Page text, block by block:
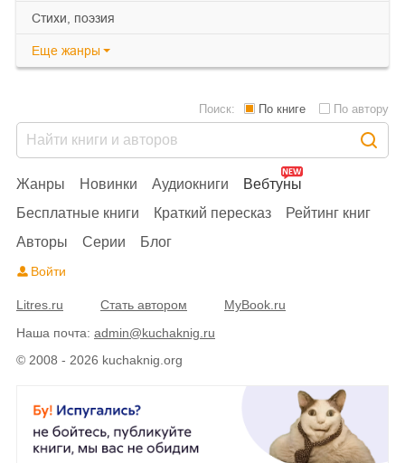
cтихи, поэзия
Еще жанры
© 2008 - 2026 kuchaknig.org
Жанры Новинки Аудиокниги
Вебтуны
Бесплатные книги
Краткий пересказ
Рейтинг книг
Авторы
Серии Блог
Поиск: По книге По автору
Войти
Litres.ru Стать автором
MyBook.ru
Наша почта: admin@kuchaknig.ru